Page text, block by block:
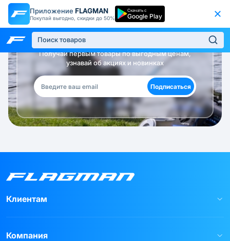
Приложение FLAGMAN
Покупай выгодно, скидки до 50%
Скачать с
Google Play
Будь в курсе!
Получай первым товары по выгодным ценам,
узнавай об акциях и новинках
Подписаться
Клиентам
Компания